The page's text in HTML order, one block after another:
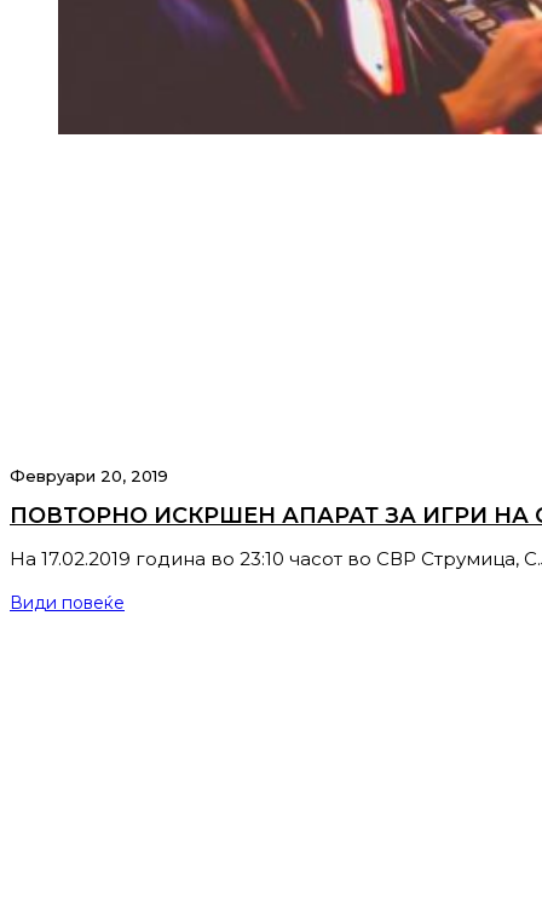
Февруари 20, 2019
ПОВТОРНО ИСКРШЕН АПАРАТ ЗА ИГРИ НА
На 17.02.2019 година во 23:10 часот во СВР Струмица,
Види повеќе